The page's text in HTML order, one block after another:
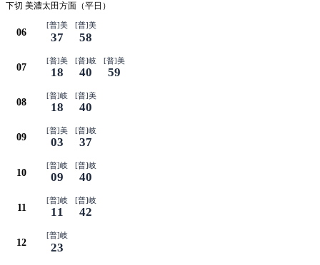
下切 美濃太田方面（平日）
06
[普]美
37
[普]美
58
07
[普]美
18
[普]岐
40
[普]美
59
08
[普]岐
18
[普]美
40
09
[普]美
03
[普]岐
37
10
[普]岐
09
[普]岐
40
11
[普]岐
11
[普]岐
42
12
[普]岐
23